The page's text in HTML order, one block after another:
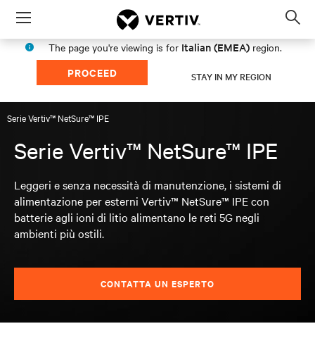
Menu
The page you're viewing is for Italian (EMEA) region.
PROCEED STAY IN MY REGION
Serie Vertiv™ NetSure™ IPE
Serie Vertiv™ NetSure™ IPE
Leggeri e senza necessità di manutenzione, i sistemi di
alimentazione per esterni Vertiv™ NetSure™ IPE con
batterie agli ioni di litio alimentano le reti 5G negli
ambienti più ostili.
CONTATTA UN ESPERTO